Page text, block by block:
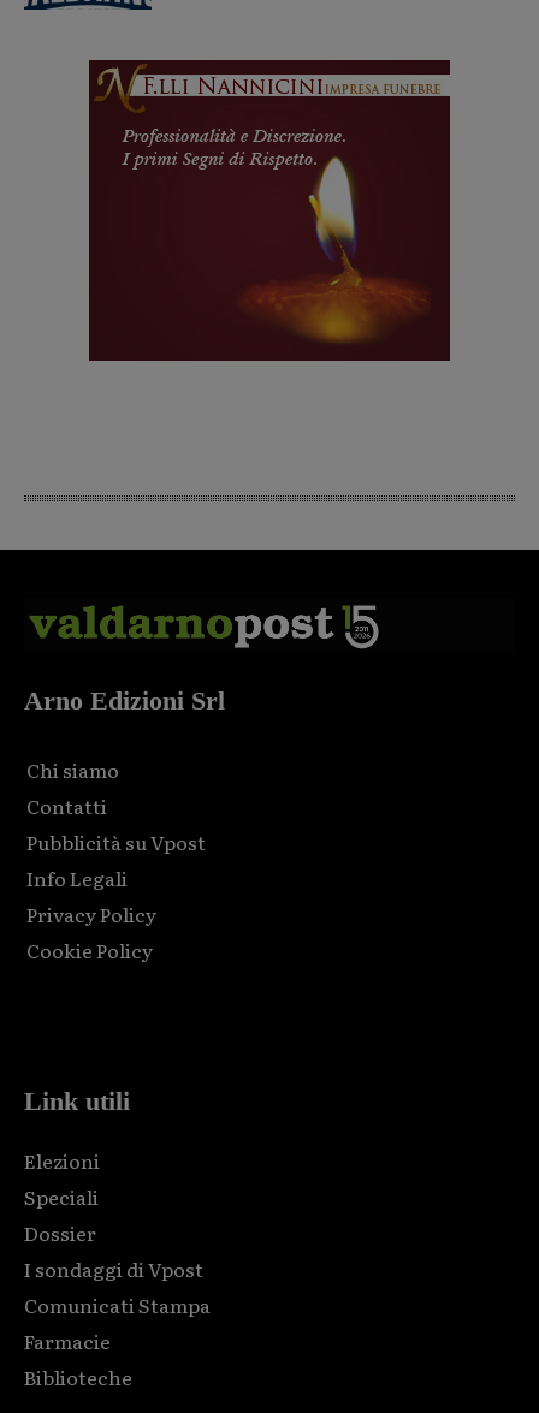
Arno Edizioni Srl
Chi siamo
Contatti
Pubblicità su Vpost
Info Legali
Privacy Policy
Cookie Policy
Link utili
Elezioni
Speciali
Dossier
I sondaggi di Vpost
Comunicati Stampa
Farmacie
Biblioteche